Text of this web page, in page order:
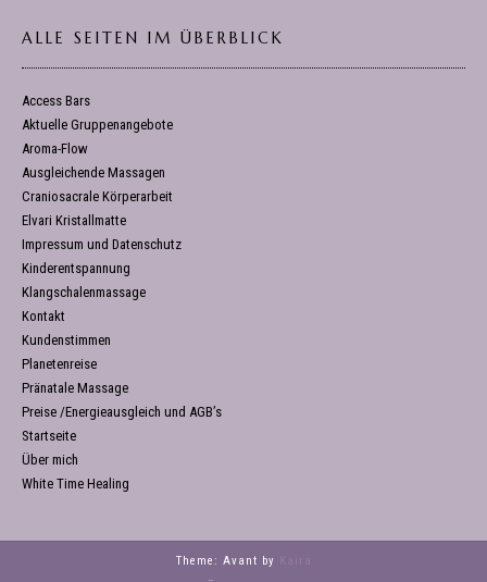
ALLE SEITEN IM ÜBERBLICK
Access Bars
Aktuelle Gruppenangebote
Aroma-Flow
Ausgleichende Massagen
Craniosacrale Körperarbeit
Elvari Kristallmatte
Impressum und Datenschutz
Kinderentspannung
Klangschalenmassage
Kontakt
Kundenstimmen
Planetenreise
Pränatale Massage
Preise /Energieausgleich und AGB’s
Startseite
Über mich
White Time Healing
Theme: Avant by Kaira